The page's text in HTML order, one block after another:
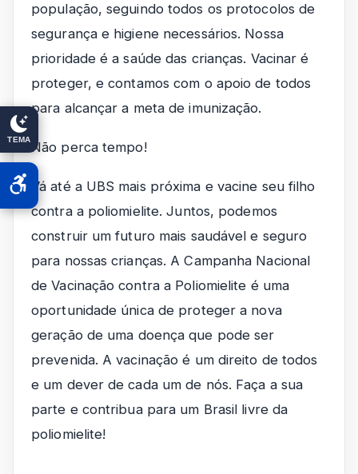
TEMA
população, seguindo todos os protocolos de
segurança e higiene necessários. Nossa
prioridade é a saúde das crianças. Vacinar é
proteger, e contamos com o apoio de todos
para alcançar a meta de imunização.
Não perca tempo!
Vá até a UBS mais próxima e vacine seu filho
contra a poliomielite. Juntos, podemos
construir um futuro mais saudável e seguro
para nossas crianças. A Campanha Nacional
de Vacinação contra a Poliomielite é uma
oportunidade única de proteger a nova
geração de uma doença que pode ser
prevenida. A vacinação é um direito de todos
e um dever de cada um de nós. Faça a sua
parte e contribua para um Brasil livre da
poliomielite!